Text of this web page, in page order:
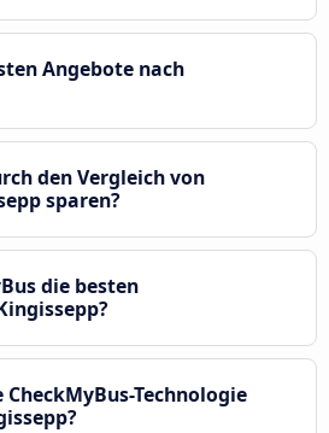
Angebote nach
den Vergleich von
sparen?
die besten
Technologie